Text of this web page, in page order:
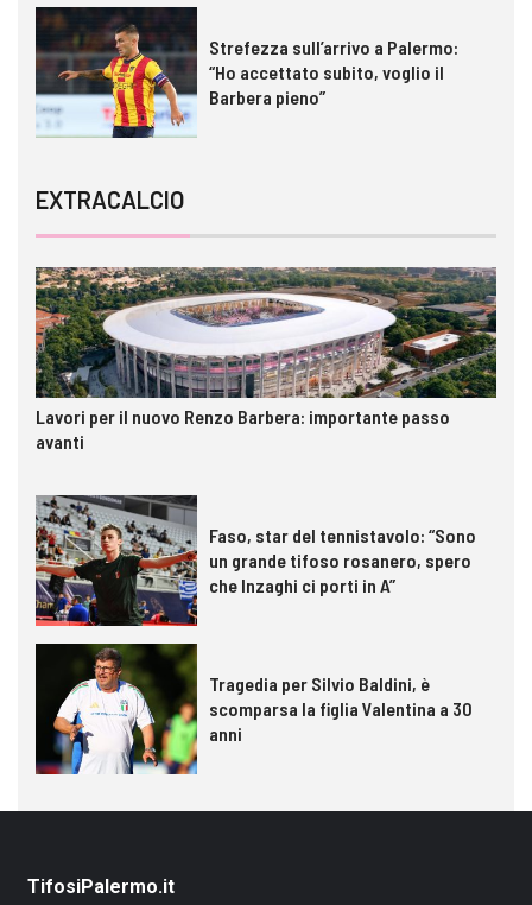
Strefezza sull’arrivo a Palermo:
“Ho accettato subito, voglio il
Barbera pieno”
EXTRACALCIO
Lavori per il nuovo Renzo Barbera: importante passo
avanti
Faso, star del tennistavolo: “Sono
un grande tifoso rosanero, spero
che Inzaghi ci porti in A”
Tragedia per Silvio Baldini, è
scomparsa la figlia Valentina a 30
anni
TifosiPalermo.it